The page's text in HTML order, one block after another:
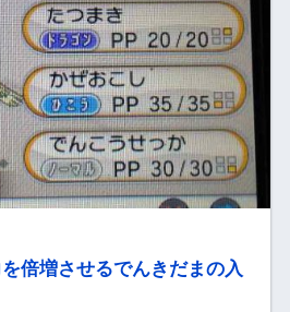
倍増させるでんきだまの入